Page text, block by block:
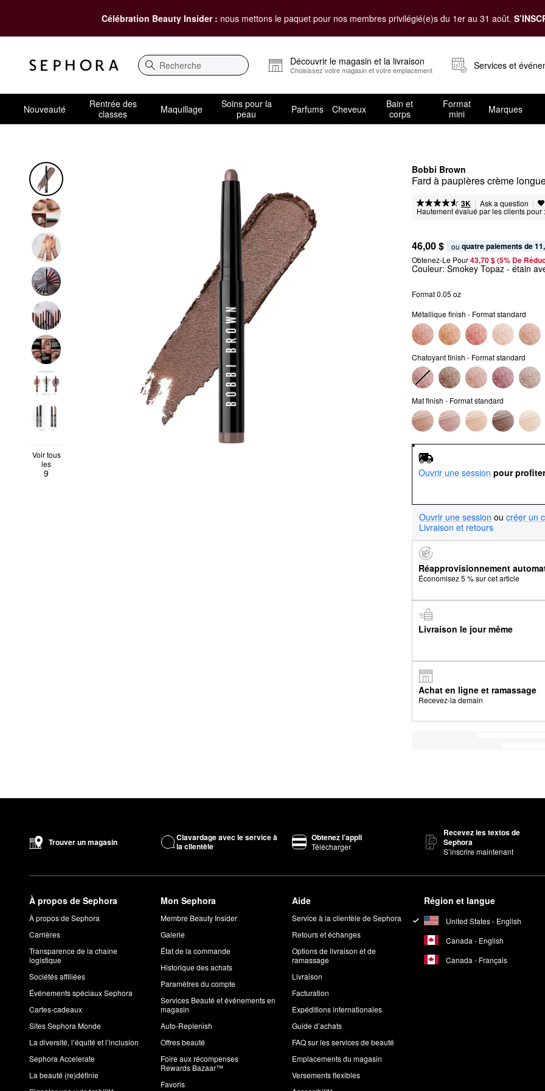
Célébration Beauty Insider : nous mettons le paquet pour nos membres privilégié(e)s du 1er au 31 août.
Recherche
Découvrir le magasin et la livraison
Choisissez votre magasin et votre emplacement Services et
Nouveauté
Rentrée des
classes
Maquillage
Soins pour la
peau
Parfums Cheveux
Bain et
corps
Format
mini
Marques
Bobbi Brown
Fard à paupières crème
3K | Ask a question |
Hautement évalué par les clients pour :
Voir tous
les
9
46,00 $ ou quatre paiements de
Obtenez-Le Pour43,70 $ (5% De
Couleur: Smokey Topaz - étain
Format 0.05 oz
Métallique finish - Format standard
Chatoyant finish - Format standard
Mat finish - Format standard
Ouvrir une session pour
Ouvrir une session ou créer un
Livraison et retours
Réapprovisionnement
Économisez 5 % sur cet article
Livraison le jour même
Achat en ligne et ramassage
Recevez-la demain
Trouver un magasin
Clavardage avec le service à
la clientèle
Obtenez l’appli
Télécharger
Recevez les textos de
Sephora
S’inscrire maintenant
À propos de Sephora
À propos de Sephora
Carrières
Transparence de la chaîne
logistique
Sociétés affiliées
Événements spéciaux Sephora
Cartes-cadeaux
Sites Sephora Monde
La diversité, l’équité et l’inclusion
Sephora Accelerate
La beauté (re)définie
Mon Sephora
Membre Beauty Insider
Galerie
État de la commande
Historique des achats
Paramètres du compte
Services Beauté et événements en
magasin
Auto-Replenish
Offres beauté
Foire aux récompenses
Rewards Bazaar™
Favoris
Aide
Service à la clientèle de Sephora
Retours et échanges
Options de livraison et de
ramassage
Livraison
Facturation
Expéditions internationales
Guide d’achats
FAQ sur les services de beauté
Emplacements du magasin
Versements flexibles
Région et langue
United States - English
Canada - English
Canada - Français